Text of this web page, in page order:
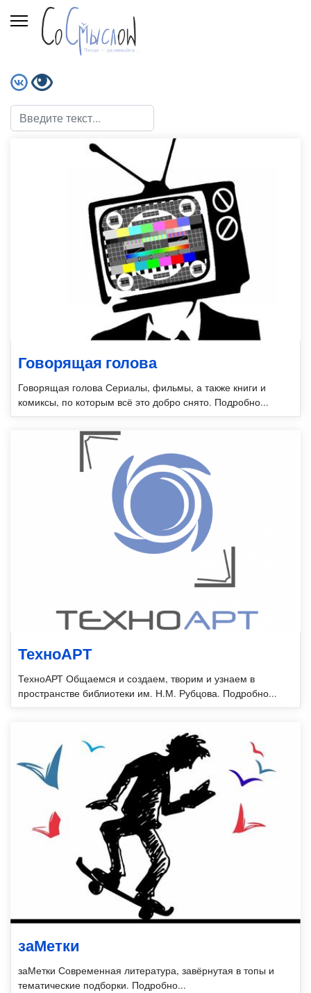
Говорящая голова
Говорящая голова Сериалы, фильмы, а также книги и
комиксы, по которым всё это добро снято. Подробно...
ТехноАРТ
ТехноАРТ Общаемся и создаем, творим и узнаем в
пространстве библиотеки им. Н.М. Рубцова. Подробно...
заМетки
заМетки Современная литература, завёрнутая в топы и
тематические подборки. Подробно...